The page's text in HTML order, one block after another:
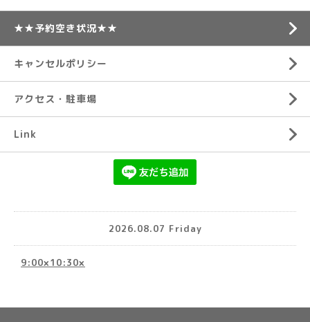
★★予約空き状況★★
キャンセルポリシー
アクセス・駐車場
Link
2026.08.07 Friday
9:00×10:30×